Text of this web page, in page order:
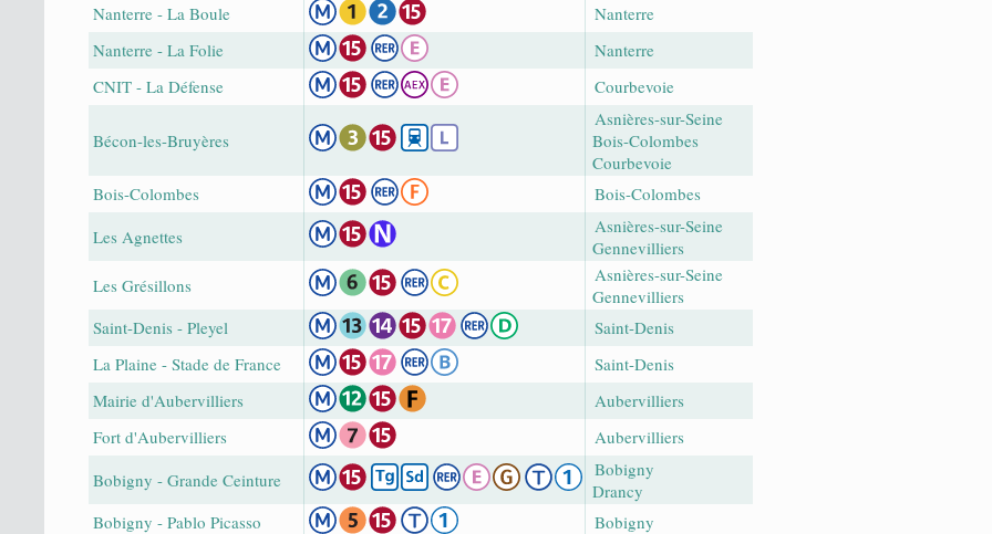
Nanterre - La Boule
Nanterre
Nanterre - La Folie
Nanterre
CNIT - La Défense
Courbevoie
Bécon-les-Bruyères
Asnières-sur-Seine
Bois-Colombes
Courbevoie
Bois-Colombes
Bois-Colombes
Les Agnettes
Asnières-sur-Seine
Gennevilliers
Les Grésillons
Asnières-sur-Seine
Gennevilliers
Saint-Denis - Pleyel
Saint-Denis
La Plaine - Stade de France
Saint-Denis
Mairie d'Aubervilliers
Aubervilliers
Fort d'Aubervilliers
Aubervilliers
Bobigny - Grande Ceinture
Bobigny
Drancy
Bobigny - Pablo Picasso
Bobigny